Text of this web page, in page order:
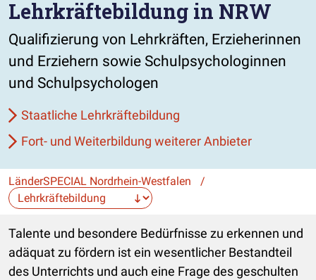
Lehrkräftebildung in NRW
Qualifizierung von Lehrkräften, Erzieherinnen
und Erziehern sowie Schulpsychologinnen
und Schulpsychologen
Staatliche Lehrkräftebildung
Fort- und Weiterbildung weiterer Anbieter
LänderSPECIAL Nordrhein-Westfalen /
Die Auswahl navigiert direkt zur gewählten Seite.
Talente und besondere Bedürfnisse zu erkennen und
adäquat zu fördern ist ein wesentlicher Bestandteil
des Unterrichts und auch eine Frage des geschulten